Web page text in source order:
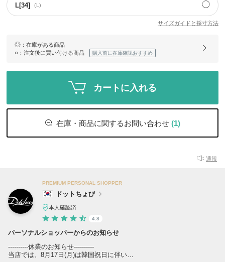
L[34] (L) ◯
サイズガイドと採寸方法
◎ ：在庫がある商品
○ ：注文後に買い付ける商品 購入前に在庫確認おすすめ
カートに入れる
在庫・商品に関するお問い合わせ (1)
通報
PREMIUM PERSONAL SHOPPER
ドットちょび
本人確認済
4.8
パーソナルショッパーからのお知らせ
----------休業のお知らせ----------
当店では、8月17日(月)は韓国祝日に伴い